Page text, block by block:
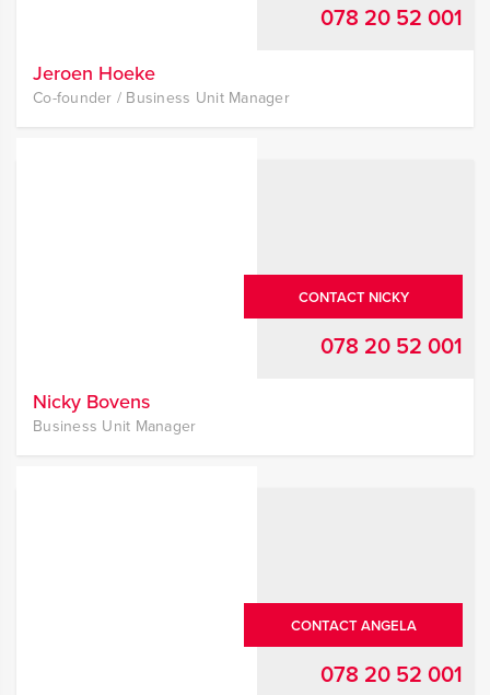
078 20 52 001
Jeroen Hoeke
Co-founder / Business Unit Manager
CONTACT NICKY
078 20 52 001
Nicky Bovens
Business Unit Manager
CONTACT ANGELA
078 20 52 001